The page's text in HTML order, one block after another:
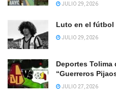
JULIO 29, 2026
Luto en el fútbol
JULIO 29, 2026
Deportes Tolima
“Guerreros
JULIO 27, 2026